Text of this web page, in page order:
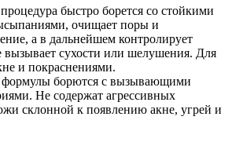
быстро борется со стойкими
очищает поры и
а в дальнейшем контролирует
сухости или шелушения. Для
и покраснениями.
борются с вызывающими
Не содержат агрессивных
склонной к появлению акне, угрей и